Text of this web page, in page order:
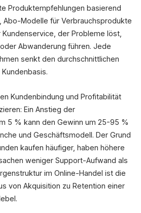
Produktempfehlungen basierend
Abo-Modelle für Verbrauchsprodukte
der Probleme löst,
Abwanderung führen. Jede
senkt den durchschnittlichen
Kundenbindung und Profitabilität
Ein Anstieg der
5 % kann den Gewinn um 25-95 %
und Geschäftsmodell. Der Grund
kaufen häufiger, haben höhere
weniger Support-Aufwand als
im Online-Handel ist die
von Akquisition zu Retention einer